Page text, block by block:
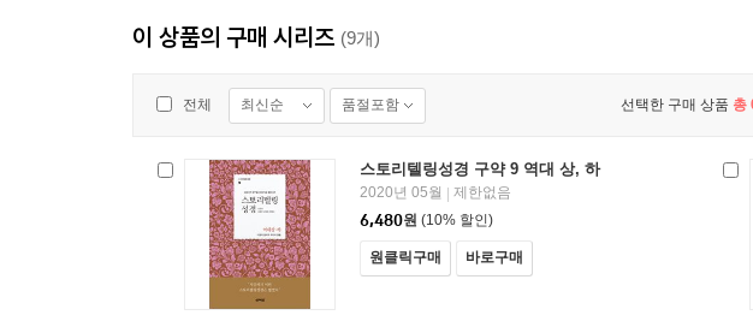
이 상품의 구매 시리즈 (9개)
전체 최신순 품절포함 선택한 구매 상품 총
스토리텔링성경 구약 9 역대 상, 하
2020년 05월 | 제한없음
6,480원 (10% 할인)
원클릭구매 바로구매